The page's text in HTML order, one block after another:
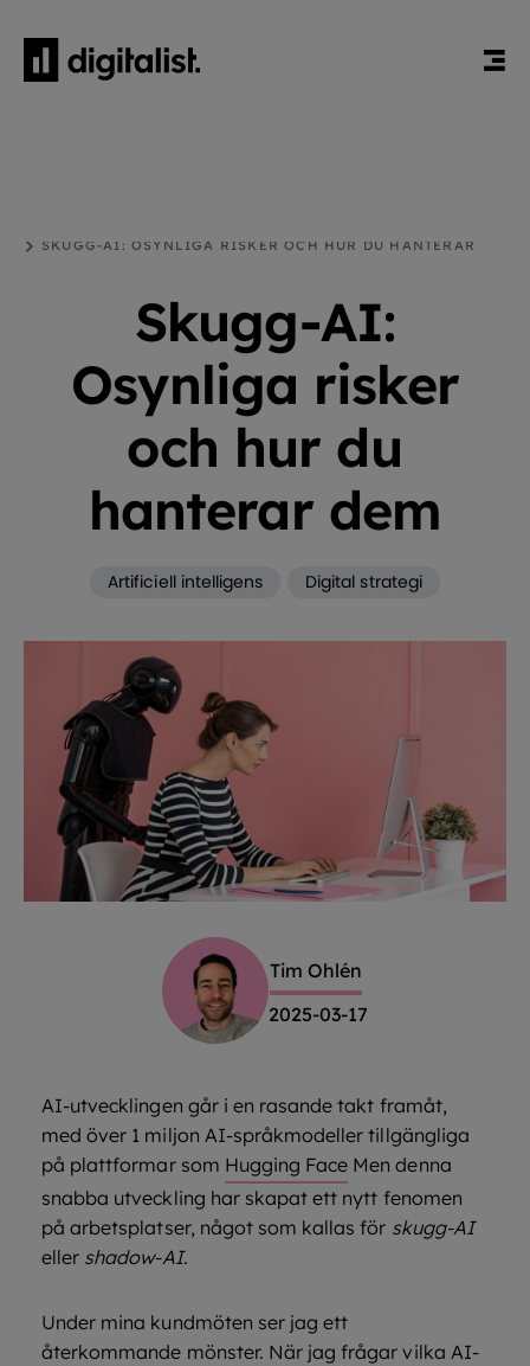
SKUGG-AI: OSYNLIGA RISKER OCH HUR DU HANTERAR
Skugg-AI:
Osynliga risker
och hur du
hanterar dem
Artificiell intelligens Digital strategi
Tim Ohlén
2025-03-17
AI-utvecklingen går i en rasande takt framåt,
med över 1 miljon AI-språkmodeller tillgängliga
på plattformar som Hugging Face Men denna
snabba utveckling har skapat ett nytt fenomen
på arbetsplatser, något som kallas för skugg-AI
eller shadow-AI.
Under mina kundmöten ser jag ett
återkommande mönster. När jag frågar vilka AI-